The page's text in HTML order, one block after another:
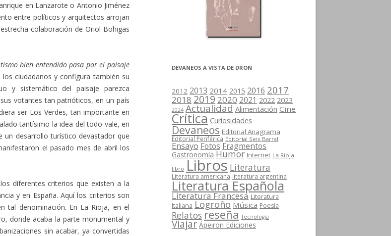
en Lanzarote o Antonio Jiménez
entre políticos y arquitectos arrojan
colaboración de Oriol Bohigas
bien entendido pasa por el paisaje
ciudadanos y configura también su
y sistemático del paisaje parezca
votantes tan patrióticos, en un país
ser Los Verdes, tan importante en
tantísimo la idea del todo vale, en
un desarrollo turístico devastador que
el pasado mes de abril los
diferentes criterios que existen a la
y en España. Aquí los criterios son
tal denominación. En La Rioja, en el
donde acaba la parte monumental y
sin acabar, ya convertidas
DEVANEOS A VISTA DE DRON
2012 2013 2014 2015 2016 2017
2018 2019 2020 2021 2022 2023
2024 Actualidad Alimentación Cine
Crítica Curiosidades
Devaneos Editorial Anagrama
Editorial Periférica Editorial Seix Barral
Ensayo Fotos Fragmentos
Gastronomía Humor Internet La Rioja
libro Libros Literatura
Literatura americana literatura argentina
Literatura Española
Literatura Francesa Literatura
Italiana Logroño Música Poesía
Relatos reseña Tecnología
Viajar Ápeiron Ediciones